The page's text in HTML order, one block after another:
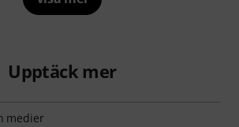
Upptäck mer
medier